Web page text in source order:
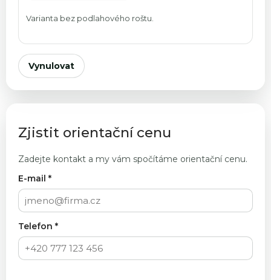
Varianta bez podlahového roštu.
Vynulovat
Zjistit orientační cenu
Zadejte kontakt a my vám spočítáme orientační cenu.
E-mail *
Telefon *